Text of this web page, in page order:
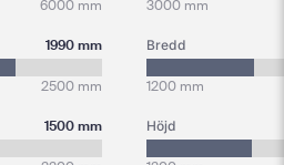
6000 mm
1990 mm
2500 mm
1500 mm
3000 mm
Bredd
1200 mm
Höjd